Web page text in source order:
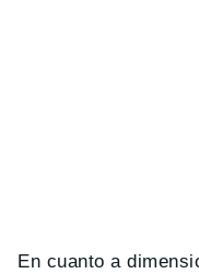
En cuanto a